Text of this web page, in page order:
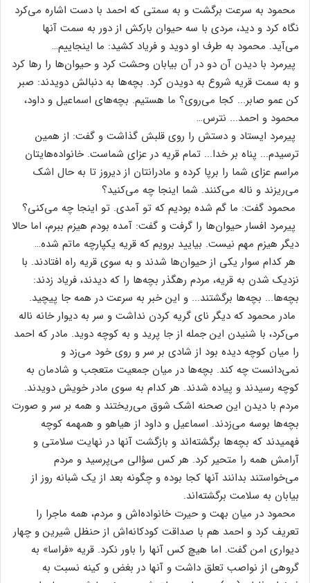
محمود به‌ سرعت‌ برگشت‌ و به‌ سمتی‌ که‌ احمد با دست‌ اشاره‌ می‌کرد
نگاه‌ کرد و دید، مردی‌ با سه‌ حیوان‌ بارکش‌ از دور به‌ سمت‌ آنها
می‌آید. محمود به‌ طرف‌ او دوید و فریاد کشید: ما اینجاییم‌…
پیرمرد با دیدن‌ آن‌ دو در آن‌ بیابان‌ وحشت‌ کرد و حیوان‌ها را رها کرد
و به‌ سمت‌ قریه‌ شروع‌ به‌ دویدن‌ کرد. بچه‌ها به‌ دنبالش‌ دویدند: صبر
کن‌ عمو صابر... کجا می‌روی‌؟ ما هستیم‌. بچه‌های‌ اسماعیل‌ و داود،
محمود و احمد... نترس‌…
پیرمرد ایستاد و دستش‌ را روی‌ قلبش‌ گذاشت‌ و گفت‌: از همین‌
ترسیدم‌... پناه‌ بر خدا... تمام‌ قریه‌ در عزای‌ شماست‌. خانواده‌هایتان‌
مراسم‌ عزای‌ شما را برپا کرده‌ و مادرانتان‌ از دیروز تا به‌ حال‌ اشک‌
می‌ریزند و ناله‌ می‌کنند. شما اینجا چه‌ می‌کنید؟
محمود گفت‌: ما گم‌ شده‌ بودیم‌ که‌ تو آمدی‌. تو اینجا چه‌ می‌کنی‌؟
پیرمرد افسار حیوان‌ها را گرفت‌ و گفت‌: آمده‌ بودم‌ هیزم‌ ببرم‌، اما حالا
دیگر هیزم‌ مهم‌ نیست‌. بیایید برویم‌ که‌ قریه‌ یکپارچه‌ ماتم‌ شده‌…
هر کدام‌ سوار یکی‌ از حیوان‌ها شدند و به‌ سوی‌ قریه‌ راه‌ افتادند. با
نزدیک‌ شدن‌ به‌ قریه‌، مردم‌ رهگذر بچه‌ها را که‌ دیدند، فریاد زدند:
بچه‌ها... بچه‌ها برگشتند... و این‌ خبر به‌ سرعت‌ در همه‌ جا پیچید.
مادر محمود که‌ دیگر نای‌ گریه‌ کردن‌ نداشت‌ و سر به‌ دیوار خانه‌ ناله‌
می‌کرد، با شنیدن‌ این‌ جمله‌ از جا پرید و به‌ کوچه‌ دوید. مادر که‌ احمد
را میان‌ کوچه‌ دیده‌ بود از شادی‌ بر سر و روی‌ خود می‌زد و
نمی‌دانست‌ چه‌ کند. بچه‌ها در میان‌ جمعیت‌ متعجب‌ و شادمان‌ به‌
کوچه‌ رسیدند و پیاده‌ شدند. هر کدام‌ به‌ سوی‌ مادر خویش‌ دویدند.
مردم‌ با دیدن‌ این‌ صحنه‌ اشک‌ شوق‌ می‌ریختند و همه‌ بر سر و صورت‌
بچه‌ها بوسه‌ می‌زدند. اسماعیل‌ و داود از هیاهو و همهمه‌ کوچه‌
فهمیدند که‌ بچه‌ها برگشته‌اند و بازگشت‌ آنها در نهایت‌ سلامتی‌ و
آرامش‌ همه‌ را متحیر کرد. هر کس‌ سؤالی‌ می‌پرسید و مردم‌
می‌خواستند بدانند آنها کجا بوده‌ و چگونه‌ بعد از یک‌ شبانه‌ روز از
بیابان‌ به‌ سلامت‌ برگشته‌اند.
محمود در میان‌ بهت‌ و حیرت‌ خانواده‌اش‌ و مردم‌، همه‌ ماجرا را
تعریف‌ کرد و احمد هم‌ با صداقت‌ کودکانه‌اش‌ از حنظل‌ شیرین‌ و چهار
دیواری‌ امن‌ گفت‌. اما هیچ‌ کس‌ آنها را باور نکرد. قریه‌ «فراسا» به‌
گروهی‌ از نواصب‌ تعلق‌ داشت‌ و آنها در بغض‌ و کینه‌ نسبت‌ به‌